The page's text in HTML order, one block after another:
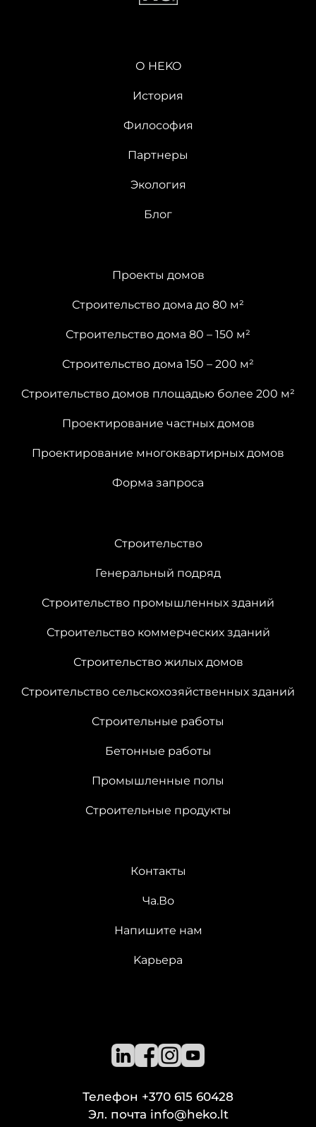
О HEKO
История
Философия
Партнеры
Экология
Блог
Проекты домов
Строительство дома до 80 м²
Строительство дома 80 – 150 м²
Строительство дома 150 – 200 м²
Строительство домов площадью более 200 м²
Проектирование частных домов
Проектирование многоквартирных домов
Форма запроса
Cтроительство
Генеральный подряд
Строительство промышленных зданий
Строительство коммерческих зданий
Строительство жилых домов
Строительство сельскохозяйственных зданий
Cтроительные работы
Бетонные работы
Промышленные полы
Строительные продукты
Контакты
Ча.Во
Напишите нам
Kарьера
Телефон +370 615 60428
Эл. почта info@heko.lt